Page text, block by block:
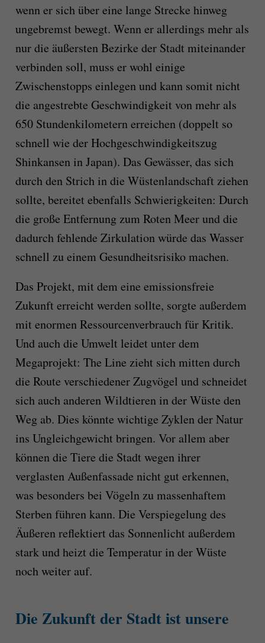
wenn er sich über eine lange Strecke hinweg
ungebremst bewegt. Wenn er allerdings mehr als
nur die äußersten Bezirke der Stadt miteinander
verbinden soll, muss er wohl einige
Zwischenstopps einlegen und kann somit nicht
die angestrebte Geschwindigkeit von mehr als
650 Stundenkilometern erreichen (doppelt so
schnell wie der Hochgeschwindigkeitszug
Shinkansen in Japan). Das Gewässer, das sich
durch den Strich in die Wüstenlandschaft ziehen
sollte, bereitet ebenfalls Schwierigkeiten: Durch
die große Entfernung zum Roten Meer und die
dadurch fehlende Zirkulation würde das Wasser
schnell zu einem Gesundheitsrisiko machen.
Das Projekt, mit dem eine emissionsfreie
Zukunft erreicht werden sollte, sorgte außerdem
mit enormen Ressourcenverbrauch für Kritik.
Und auch die Umwelt leidet unter dem
Megaprojekt: The Line zieht sich mitten durch
die Route verschiedener Zugvögel und schneidet
sich auch anderen Wildtieren in der Wüste den
Weg ab. Dies könnte wichtige Zyklen der Natur
ins Ungleichgewicht bringen. Vor allem aber
können die Tiere die Stadt wegen ihrer
verglasten Außenfassade nicht gut erkennen,
was besonders bei Vögeln zu massenhaftem
Sterben führen kann. Die Verspiegelung des
Äußeren reflektiert das Sonnenlicht außerdem
stark und heizt die Temperatur in der Wüste
noch weiter auf.
Die Zukunft der Stadt ist unsere